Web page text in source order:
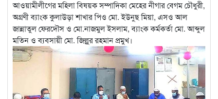
আওয়ামীলীগের মহিলা বিষয়ক সম্পাদিকা মেহের নীগার বেগম চৌধুরী,
অগ্রণী ব্যাংক কুলাউড়া শাখার পিও মো. ইউনুছ মিয়া, এসও আল
জান্নাতুল ফেরদৌস ও মো.নাজমুল ইসলাম, ব্যাংক কর্মকর্তা মো. আব্দুল
মতিন ও ব্যবসায়ী মো. জিল্লুর রহমান প্রমুখ।